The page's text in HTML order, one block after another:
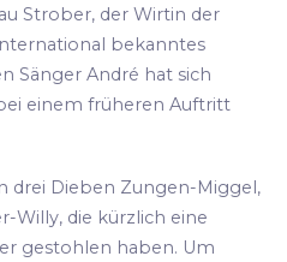
Strober, der Wirtin der
bekanntes
Sänger André hat sich
einem früheren Auftritt
drei Dieben Zungen-Miggel,
Willy, die kürzlich eine
gestohlen haben. Um